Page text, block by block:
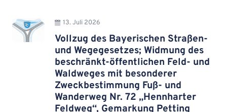
13. Juli 2026
Vollzug des Bayerischen Straßen-
und Wegegesetzes; Widmung des
beschränkt-öffentlichen Feld- und
Waldweges mit besonderer
Zweckbestimmung Fuß- und
Wanderweg Nr. 72 „Hennharter
Feldweg“, Gemarkung Petting